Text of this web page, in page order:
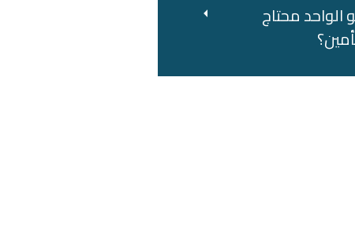
‌الواحد‌ ‌محتاج‌